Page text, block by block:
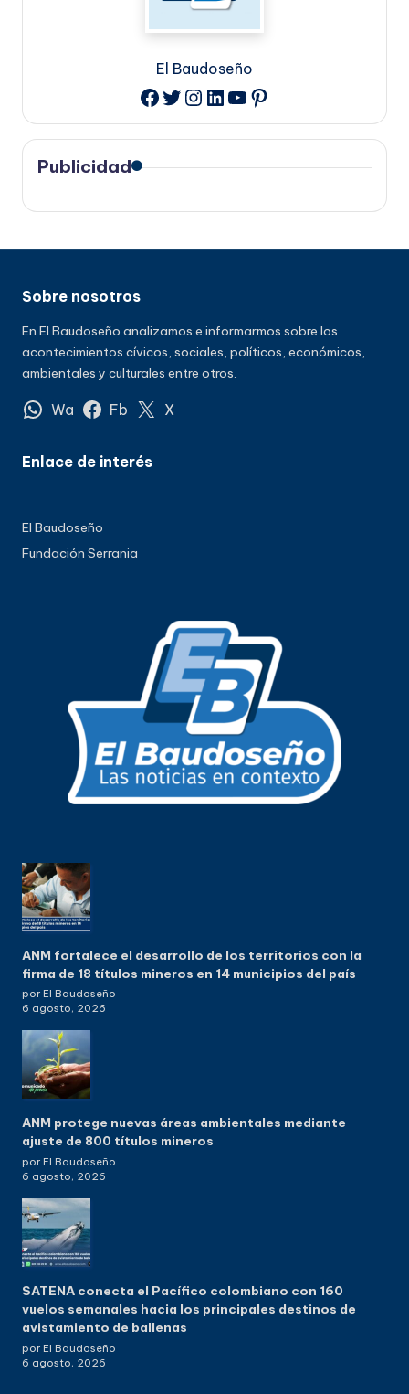
El Baudoseño
Facebook
Twitter
Instagram
LinkedIn
YouTube
Pinterest
Publicidad
Sobre nosotros
En El Baudoseño analizamos e informarmos sobre los
acontecimientos cívicos, sociales, políticos, económicos,
ambientales y culturales entre otros.
Wa Fb X
Enlace de interés
El Baudoseño
Fundación Serrania
ANM fortalece el desarrollo de los territorios con la
firma de 18 títulos mineros en 14 municipios del país
por El Baudoseño
6 agosto, 2026
ANM protege nuevas áreas ambientales mediante
ajuste de 800 títulos mineros
por El Baudoseño
6 agosto, 2026
SATENA conecta el Pacífico colombiano con 160
vuelos semanales hacia los principales destinos de
avistamiento de ballenas
por El Baudoseño
6 agosto, 2026